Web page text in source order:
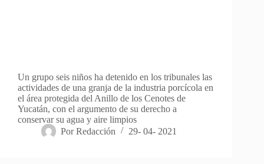
Un grupo seis niños ha detenido en los tribunales las
actividades de una granja de la industria porcícola en
el área protegida del Anillo de los Cenotes de
Yucatán, con el argumento de su derecho a
conservar su agua y aire limpios
Por Redacción 29- 04- 2021